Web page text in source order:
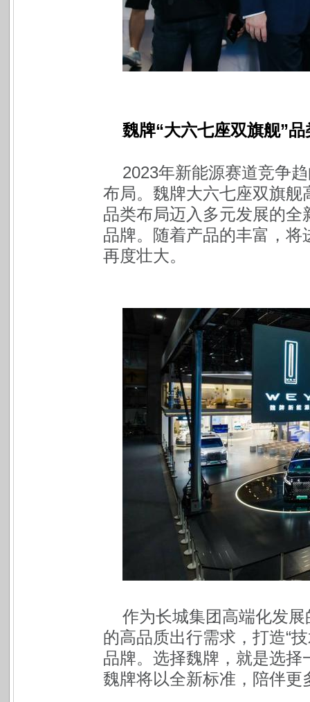
魏牌“大六七座双旗舰”
2023年新能源赛道竞争
布局。魏牌大六七座双旗
品类布局迈入多元发展的
品牌。随着产品的丰富，
再度壮大。
作为长城集团高端化发
的高品质出行需求，打造“
品牌。选择魏牌，就是选
魏牌将以全新标准，陪伴